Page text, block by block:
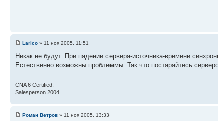
Larico » 11 ноя 2005, 11:51
Никак не будут. При падении сервера-источника-времени
Естественно возможны проблеммы. Так что постарайтесь
CNA 6 Certified;
Salesperson 2004
Роман Ветров » 11 ноя 2005, 13:33